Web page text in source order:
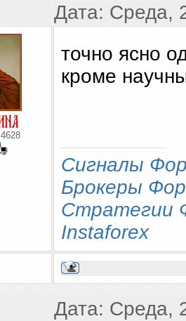
Дата: Среда,
4628
точно ясно
кроме
Сигналы
Брокеры
Стратегии
Instaforex
Дата: Среда,